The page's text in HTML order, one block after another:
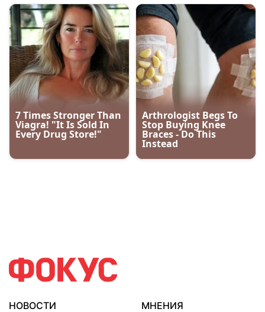
НОВОСТИ
МНЕНИЯ